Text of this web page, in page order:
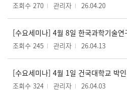
조회수 270 관리자 26.04.20
조회수 245 관리자 26.04.13
조회수 324 관리자 26.04.03